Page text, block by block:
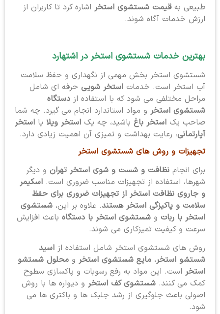
طبیعی به قیمت شستشوی استخراشاره کرد تا کاربران از
ارزش خدمات آگاه شوند.
بهترین خدمات شستشوی استخر در اشتهارد
شستشوی استخر بخش مهمی از نگهداری و حفظ سلامت
آب استخر است. خدمات استخر شوییحرفه ای شامل
مراحل مختلفی می شود که با استفاده از دستگاه
شستشوی استخرو مواد استاندارد انجام می گیرد. چه شما
صاحب یک استخر باغباشید، چه یک استخر ویلایا استخر
آپارتمانی، رعایت بهداشت و تمیزی آن اهمیت زیادی دارد.
تجهیزات و روش های شستشوی استخر
برای انجام نظافت و شست و شوی استخر تهرانو دیگر
شهرها، استفاده از تجهیزات مناسب ضروری است. اسکیمر
و جاروی نظافت استخر از تجهیزات ضروری برای حفظ
سلامت و پاکیزگی استخر هستند. علاوه بر این، شستشوی
استخر با رباتو شستشوی استخر با دستگاهباعث افزایش
سرعت و کیفیت تمیزکاری می شوند.
روش های شستشوی استخر شامل استفاده از اسید
شستشو استخر، مایع شستشوی استخرو محلول شستشو
استخراست. این مواد به رفع رسوبات و پاکسازی سطوح
کمک می کنند. شستشوی کف استخرو دیواره ها با روش
اصولی باعث جلوگیری از رشد جلبک ها و باکتری ها می
شود.